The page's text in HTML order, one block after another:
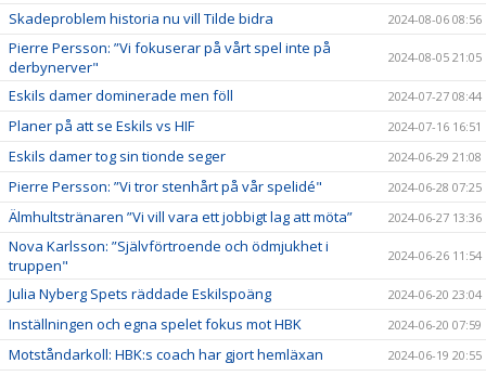
Skadeproblem historia nu vill Tilde bidra 2024-08-06 08:56
Pierre Persson: ”Vi fokuserar på vårt spel inte på
derbynerver"
2024-08-05 21:05
Eskils damer dominerade men föll 2024-07-27 08:44
Planer på att se Eskils vs HIF 2024-07-16 16:51
Eskils damer tog sin tionde seger 2024-06-29 21:08
Pierre Persson: ”Vi tror stenhårt på vår spelidé" 2024-06-28 07:25
Älmhultstränaren ”Vi vill vara ett jobbigt lag att möta” 2024-06-27 13:36
Nova Karlsson: ”Självförtroende och ödmjukhet i
truppen"
2024-06-26 11:54
Julia Nyberg Spets räddade Eskilspoäng 2024-06-20 23:04
Inställningen och egna spelet fokus mot HBK 2024-06-20 07:59
Motståndarkoll: HBK:s coach har gjort hemläxan 2024-06-19 20:55